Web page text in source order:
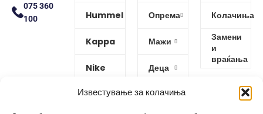
Известување за колачиња
075 360
100
Hummel
Kappa
Nike
Protouch
Опрема
Мажи
Деца
Жени
Колачиња
Замени
и
враќања